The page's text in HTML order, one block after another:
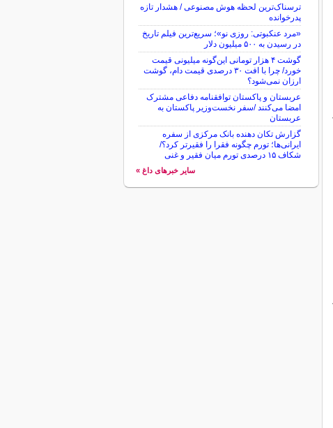
ترسناک‌ترین لحظه هوش مصنوعی / هشدار تازه
پدرخوانده
«مرد عنکبوتی: روزی نو»؛ سریع‌ترین فیلم تاریخ
در رسیدن به ۵۰۰ میلیون دلار
گوشت ۴ هزار تومانی این‌گونه میلیونی قیمت
خورد/ چرا با افت ۳۰ درصدی قیمت دام، گوشت
ارزان نمی‌شود؟
عربستان و پاکستان توافقنامه دفاعی مشترک
امضا می‌کنند /سفر نخست‌وزیر پاکستان به
عربستان
گزارش تکان‌ دهنده بانک مرکزی از سفره
ایرانی‌ها؛ تورم چگونه فقرا را فقیرتر کرد؟/
شکاف ۱۵ درصدی تورم میان فقیر و غنی
سایر خبرهای داغ »